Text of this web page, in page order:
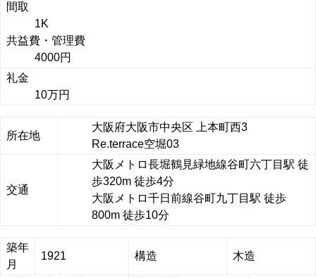
間取
1K
共益費・管理費
4000円
礼金
10万円
所在地
大阪府大阪市中央区 上本町西3
Re.terrace空堀03
交通
大阪メトロ長堀鶴見緑地線谷町六丁目駅 徒
歩320m 徒歩4分
大阪メトロ千日前線谷町九丁目駅 徒歩
800m 徒歩10分
築年
月
1921 構造 木造